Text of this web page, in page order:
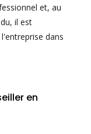
et, au
il est
dans
en